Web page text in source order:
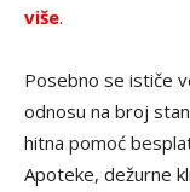
više.
Posebno se ističe
odnosu na broj
hitna pomoć
Apoteke, dežurne